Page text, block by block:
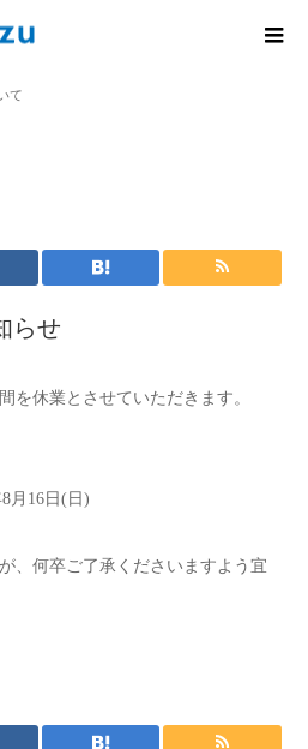
て
らせ
を休業とさせていただきます。
月16日(日)
、何卒ご了承くださいますよう宜